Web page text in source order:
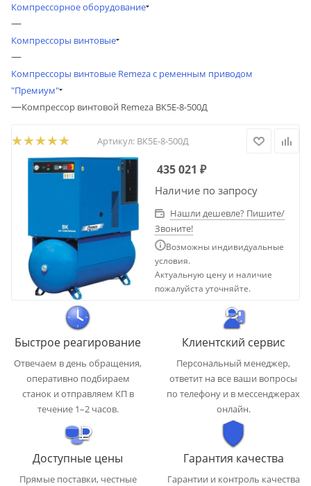
Компрессорное оборудование
—
Компрессоры винтовые
—
Компрессоры винтовые Remeza с ременным приводом
"Премиум"
—Компрессор винтовой Remeza ВК5Е-8-500Д
Артикул: ВК5Е-8-500Д
435 021 ₽
Наличие по запросу
Нашли дешевле? Пишите/
Звоните!
Возможны индивидуальные
условия.
Актуальную цену и наличие
пожалуйста уточняйте.
Быстрое реагирование
Отвечаем в день обращения,
оперативно подбираем
станок и отправляем КП в
течение 1–2 часов.
Клиентский сервис
Персональный менеджер,
ответит на все ваши вопросы
по телефону и в мессенджерах
онлайн.
Доступные цены
Прямые поставки, честные
Гарантия качества
Гарантии и контроль качества